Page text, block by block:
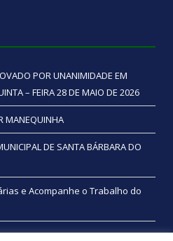
POR UNANIMIDADE EM
– FEIRA 28 DE MAIO DE 2026
MANEQUINHA
DE SANTA BÁRBARA DO
e Acompanhe o Trabalho do